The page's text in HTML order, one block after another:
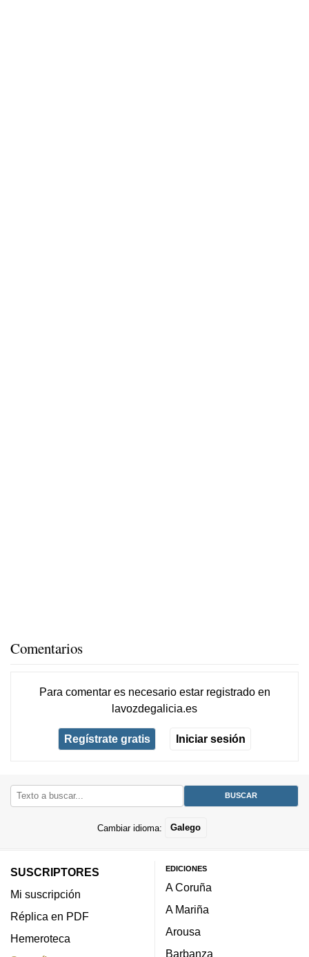
Comentarios
Para comentar es necesario estar registradoen
lavozdegalicia.es
Regístrate gratis Iniciar sesión
Cambiar idioma: Galego
SUSCRIPTORES
Mi suscripción
Réplica en PDF
Hemeroteca
EDICIONES
A Coruña
A Mariña
Arousa
Barbanza